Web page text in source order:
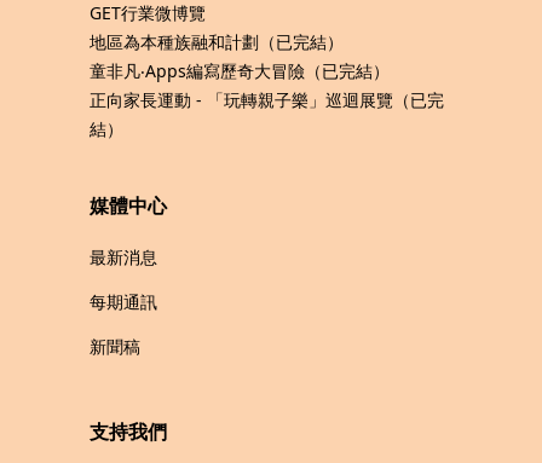
GET行業微博覽
地區為本種族融和計劃（已完結）
童非凡‧Apps編寫歷奇大冒險（已完結）
正向家長運動 - 「玩轉親子樂」巡迴展覽（已完
結）
媒體中心
最新消息
每期通訊
新聞稿
支持我們